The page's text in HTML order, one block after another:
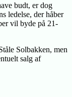
budt, er dog
ledelse, der håber
vil byde på 21-
Solbakken, men
salg af